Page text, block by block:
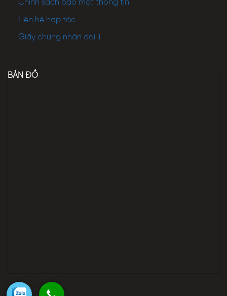
Chính sách bảo mật thông tin
Liên hệ hợp tác
Giấy chứng nhận đại lí
BẢN ĐỒ